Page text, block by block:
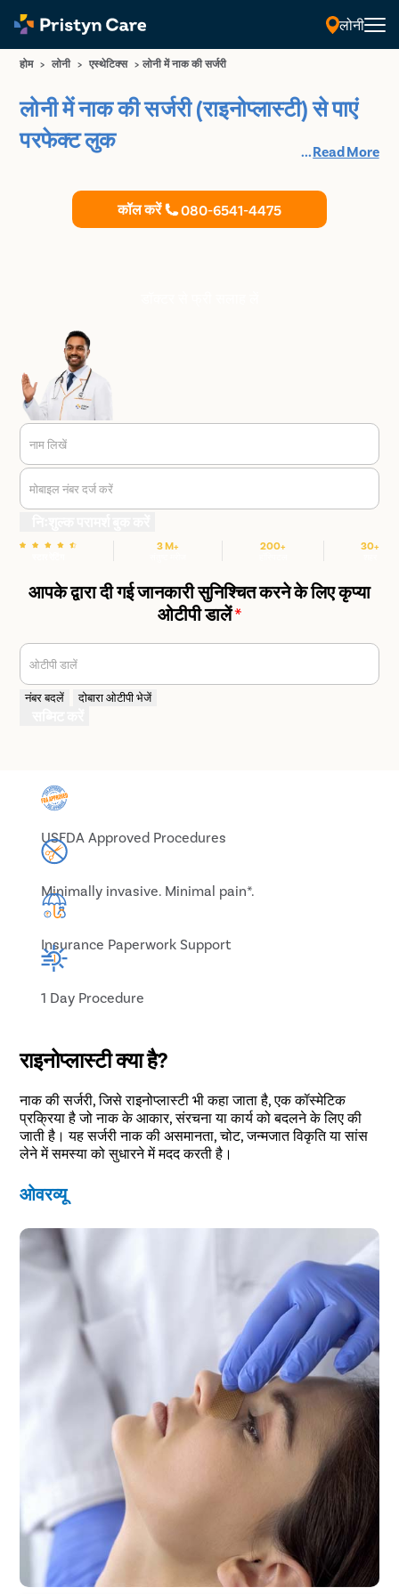
लोनी
होम > लोनी > एस्थेटिक्स > लोनी में नाक की सर्जरी
लोनी में नाक की सर्जरी (राइनोप्लास्टी) से पाएं
परफेक्ट लुक
...Read More
कॉल करें 080-6541-4475
नाम लिखें
मोबाइल नंबर दर्ज करें
3 M+ 200+ 30+
आपके द्वारा दी गई जानकारी सुनिश्चित करने के लिए कृप्या
ओटीपी डालें*
ओटीपी डालें
नंबर बदलें दोबारा ओटीपी भेजें
USFDA Approved Procedures
Minimally invasive. Minimal pain*.
Insurance Paperwork Support
1 Day Procedure
राइनोप्लास्टी क्या है?
नाक की सर्जरी, जिसे राइनोप्लास्टी भी कहा जाता है, एक कॉस्मेटिक
प्रक्रिया है जो नाक के आकार, संरचना या कार्य को बदलने के लिए की
जाती है। यह सर्जरी नाक की असमानता, चोट, जन्मजात विकृति या सांस
लेने में समस्या को सुधारने में मदद करती है।
ओवरव्यू